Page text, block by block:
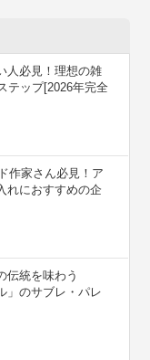
人必見！理想の雑
テップ[2026年完全
作家さん必見！ア
れにおすすめの企
伝統を味わう
」のサブレ・パレ